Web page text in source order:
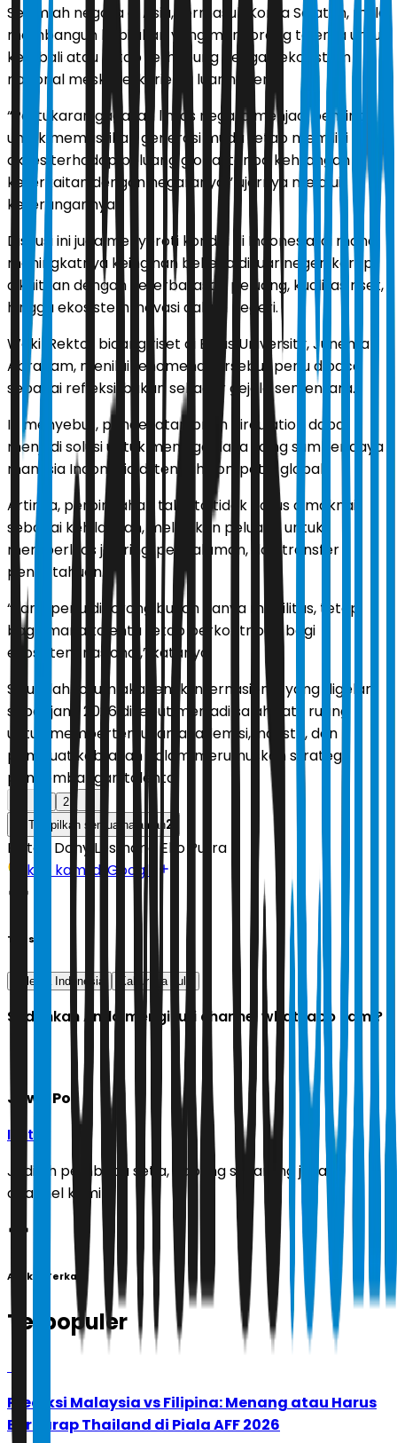
Sejumlah negara di Asia, termasuk Korea Selatan, mulai
membangun kebijakan yang mendorong talenta untuk
kembali atau tetap terhubung dengan ekosistem
nasional meski berkarier di luar negeri.
“Pertukaran gagasan lintas negara menjadi penting
untuk memastikan generasi muda tetap memiliki
akses terhadap peluang global tanpa kehilangan
keterkaitan dengan negaranya,” ujarnya melalui
keterangannya.
Diskusi ini juga menyoroti kondisi di Indonesia, di mana
meningkatnya keinginan bekerja di luar negeri kerap
dikaitkan dengan keterbatasan peluang, kualitas riset,
hingga ekosistem inovasi dalam negeri.
Wakil Rektor bidang riset di Binus University, Juneman
Abraham, menilai fenomena tersebut perlu dibaca
sebagai refleksi, bukan sekadar gejala sementara.
Ia menyebut, pendekatan brain circulation dapat
menjadi solusi untuk menjaga daya saing sumber daya
manusia Indonesia di tengah kompetisi global.
Artinya, perpindahan talenta tidak harus dimaknai
sebagai kehilangan, melainkan peluang untuk
memperluas jejaring, pengalaman, dan transfer
pengetahuan.
“Yang perlu didorong bukan hanya mobilitas, tetapi
bagaimana talenta tetap berkontribusi bagi
ekosistem nasional,” katanya.
Sejumlah forum akademik internasional yang digelar
sepanjang 2026 disebut menjadi salah satu ruang
untuk mempertemukan akademisi, industri, dan
pembuat kebijakan dalam merumuskan strategi
pengembangan talenta.
2
Tampilkan semua halaman2
Editor: Dony Lesmana Eko Putra
Ikuti kami di Google
Tags
Talenta Indonesia Kabur aja dulu
Sudahkah Anda mengikuti channel whatsapp kami?
Jawa Pos
Ikuti
Jadilah pembaca setia, gabung sekarang juga di
channel kami!
Artikel Terkait
Terpopuler
Prediksi Malaysia vs Filipina: Menang atau Harus
Berharap Thailand di Piala AFF 2026